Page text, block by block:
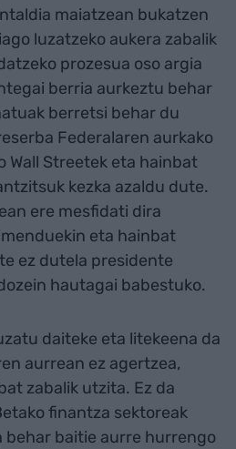
maiatzean bukatzen
luzatzeko aukera zabalik
prozesua oso argia
berria aurkeztu behar
berretsi behar du
Federalaren aurkako
Wall Streetek eta hainbat
kezka azaldu dute.
ere mesfidati dira
eta hainbat
ez dutela presidente
hautagai babestuko.
daiteke eta litekeena da
aurrean ez agertzea,
zabalik utzita. Ez da
finantza sektoreak
behar baitie aurre hurrengo